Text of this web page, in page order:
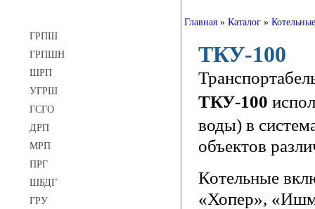
ГРПШ
ГРПШН
ШРП
УГРШ
ГСГО
ДРП
МРП
ПРГ
ШБДГ
ГРУ
Главная » Каталог »
ТКУ-100
ТКУ-100
воды) в
объектов
Котельные
«Хопер»,